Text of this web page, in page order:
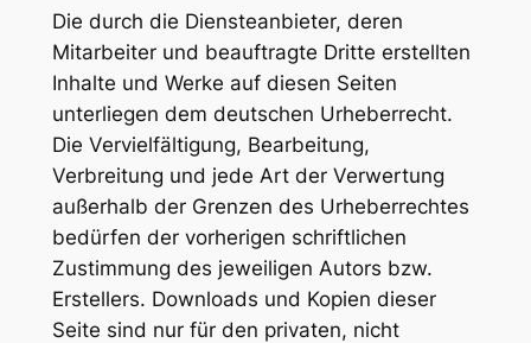
Die durch die Diensteanbieter, deren
Mitarbeiter und beauftragte Dritte erstellten
Inhalte und Werke auf diesen Seiten
unterliegen dem deutschen Urheberrecht.
Die Vervielfältigung, Bearbeitung,
Verbreitung und jede Art der Verwertung
außerhalb der Grenzen des Urheberrechtes
bedürfen der vorherigen schriftlichen
Zustimmung des jeweiligen Autors bzw.
Erstellers. Downloads und Kopien dieser
Seite sind nur für den privaten, nicht